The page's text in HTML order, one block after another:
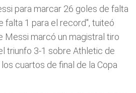
para marcar 26 goles de falta
falta 1 para el record", tuiteó
Messi marcó un magistral tiro
triunfo 3-1 sobre Athletic de
cuartos de final de la Copa